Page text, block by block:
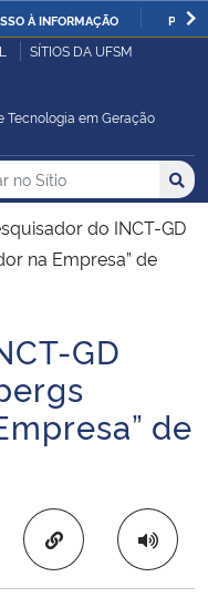
À INFORMAÇÃO
SÍTIOS DA UFSM
Tecnologia em Geração
no no Sítio
do INCT-GD
na Empresa” de
GD
de
Copiar para área